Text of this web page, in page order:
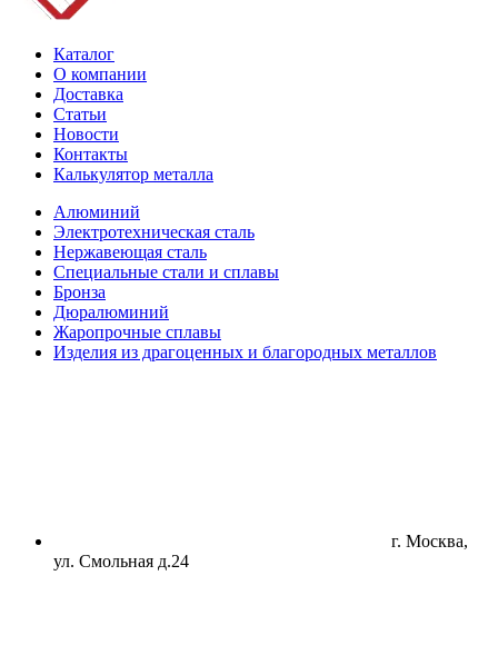
Каталог
О компании
Доставка
Статьи
Новости
Контакты
Калькулятор металла
Алюминий
Электротехническая сталь
Нержавеющая сталь
Специальные стали и сплавы
Бронза
Дюралюминий
Жаропрочные сплавы
Изделия из драгоценных и благородных металлов
г. Москва,
ул. Смольная д.24